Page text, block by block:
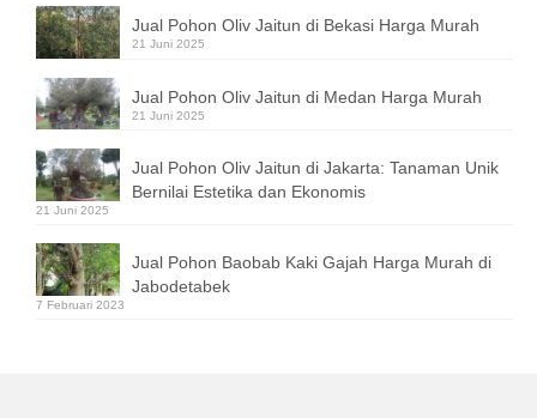
Jual Pohon Oliv Jaitun di Bekasi Harga Murah
21 Juni 2025
Jual Pohon Oliv Jaitun di Medan Harga Murah
21 Juni 2025
Jual Pohon Oliv Jaitun di Jakarta: Tanaman Unik
Bernilai Estetika dan Ekonomis
21 Juni 2025
Jual Pohon Baobab Kaki Gajah Harga Murah di
Jabodetabek
7 Februari 2023